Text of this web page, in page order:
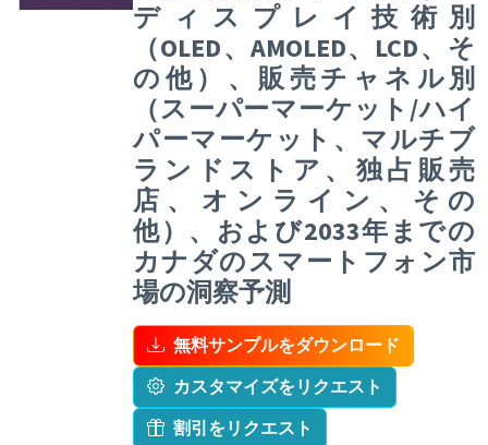
ディスプレイ技術別
（OLED、AMOLED、LCD、そ
の他）、販売チャネル別
（スーパーマーケット/ハイ
パーマーケット、マルチブ
ランドストア、独占販売
店、オンライン、その
他）、および2033年までの
カナダのスマートフォン市
場の洞察予測
無料サンプルをダウンロード
カスタマイズをリクエスト
割引をリクエスト